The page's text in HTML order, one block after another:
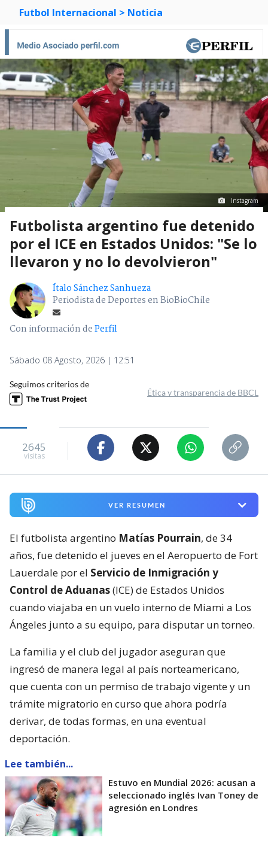
Futbol Internacional > Noticia
Instagram
Futbolista argentino fue detenido
por el ICE en Estados Unidos: "Se lo
llevaron y no lo devolvieron"
Ítalo Sánchez Sanhueza
Periodista de Deportes en BioBioChile
Con información dePerfil
Sábado 08 Agosto, 2026 | 12:51
Seguimos criterios de
Ética y transparencia de BBCL
2645
visitas
VER RESUMEN
El futbolista argentino Matías Pourrain, de 34
años, fue detenido el jueves en el Aeropuerto de Fort
Lauerdale por el Servicio de Inmigración y
Control de Aduanas(ICE) de Estados Unidos
cuando viajaba en un vuelo interno de Miami a Los
Ángeles junto a su equipo, para disputar un torneo.
La familia y el club del jugador aseguran que
ingresó de manera legal al país norteamericano,
que cuenta con un permiso de trabajo vigente y un
trámite migratorio en curso que ahora podría
derivar, de todas formas, en una eventual
deportación.
Lee también...
Estuvo en Mundial 2026: acusan a
seleccionado inglés Ivan Toney de
agresión en Londres